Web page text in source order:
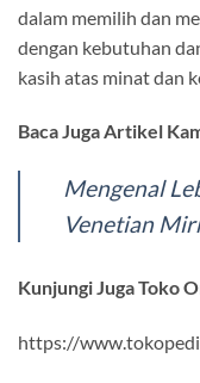
dalam memilih dan
dengan kebutuhan
kasih atas minat dan
Baca Juga Artikel
Mengenal
Venetian
Kunjungi Juga Toko
https://